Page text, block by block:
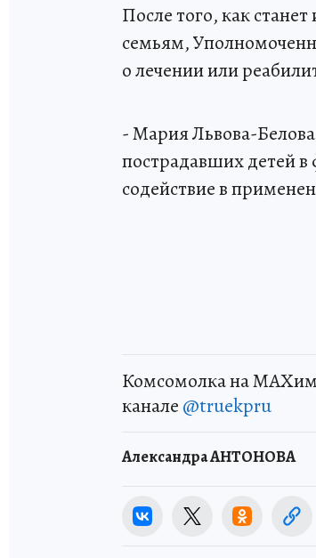
После того, как
семьям,
о лечении или
- Мария Львова-Белова
пострадавших детей в
содействие в
Комсомолка на
канале @truekpru
Александра АНТОНОВА